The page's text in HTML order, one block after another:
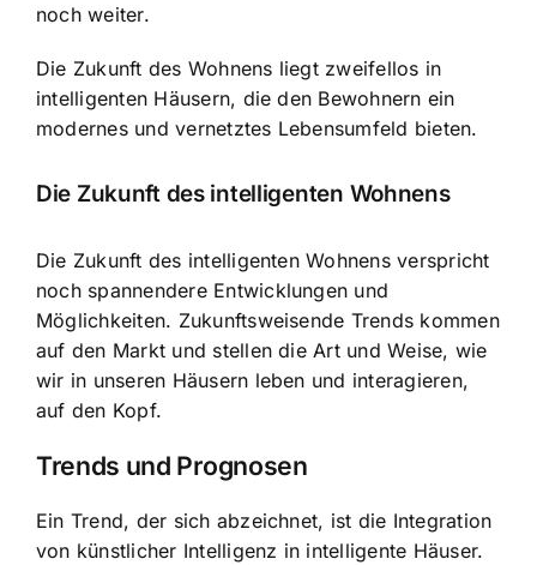
noch weiter.
Die Zukunft des Wohnens liegt zweifellos in
intelligenten Häusern, die den Bewohnern ein
modernes und vernetztes Lebensumfeld bieten.
Die Zukunft des intelligenten Wohnens
Die Zukunft des intelligenten Wohnens verspricht
noch spannendere Entwicklungen und
Möglichkeiten. Zukunftsweisende Trends kommen
auf den Markt und stellen die Art und Weise, wie
wir in unseren Häusern leben und interagieren,
auf den Kopf.
Trends und Prognosen
Ein Trend, der sich abzeichnet, ist die Integration
von künstlicher Intelligenz in intelligente Häuser.